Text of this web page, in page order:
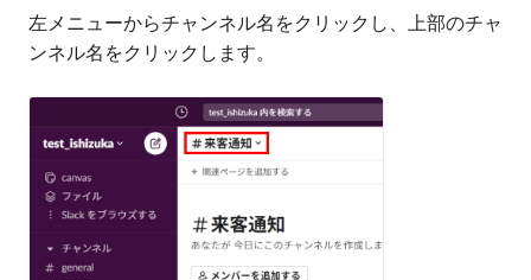
左メニューからチャンネル名をクリックし、上部のチャ
ンネル名をクリックします。